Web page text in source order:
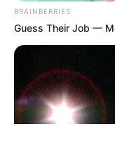
© 2025
BRAINBERRIES
Guess Their Job —